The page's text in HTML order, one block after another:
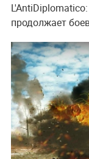
продолжает